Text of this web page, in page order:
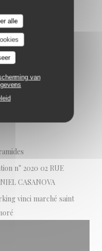
alle
van
Contant geld,
n° 2020 02 RUE
CASANOVA
vinci marché saint